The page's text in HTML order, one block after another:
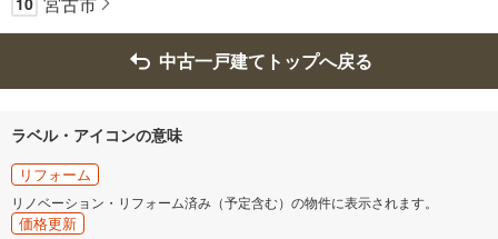
中古一戸建てトップへ戻る
ラベル・アイコンの意味
リフォーム
リノベーション・リフォーム済み（予定含む）の物件に表示されます。
価格更新